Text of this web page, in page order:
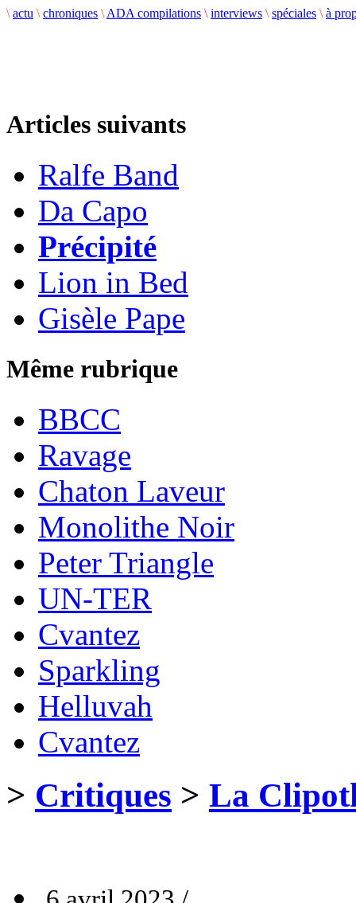
\ actu \ chroniques \ ADA compilations \ interviews \ spéciales \ à
Articles suivants
Ralfe Band
Da Capo
Précipité
Lion in Bed
Gisèle Pape
Même rubrique
BBCC
Ravage
Chaton Laveur
Monolithe Noir
Peter Triangle
UN-TER
Cvantez
Sparkling
Helluvah
Cvantez
> Critiques > La